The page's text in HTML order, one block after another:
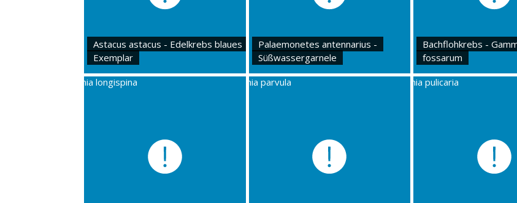
Astacus astacus - Edelkrebs blaues
Exemplar
Palaemonetes antennarius -
Süßwassergarnele
Bachflohkrebs -
fossarum